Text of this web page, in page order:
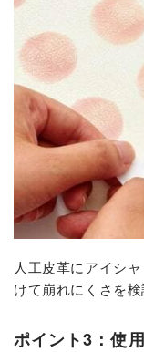
人工皮革にアイシ
けて崩れにくさを検
ポイント3：使